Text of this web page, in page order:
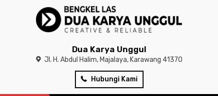
Dua Karya Unggul
Jl. H. Abdul Halim, Majalaya, Karawang 41370
Hubungi Kami